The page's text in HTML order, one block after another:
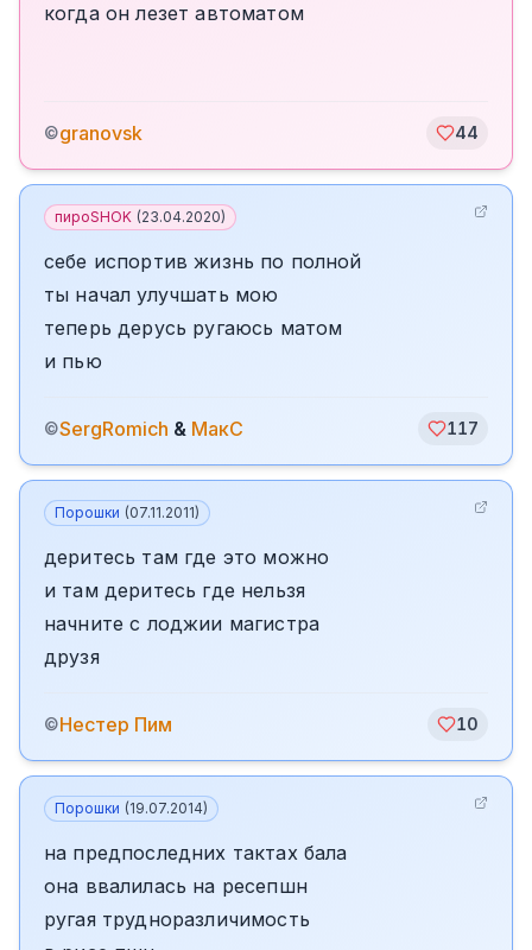
когда он лезет автоматом
©granovsk 44
пироSHOK (23.04.2020)
себе испортив жизнь по полной
ты начал улучшать мою
теперь дерусь ругаюсь матом
и пью
©SergRomich & МакС 117
Порошки (07.11.2011)
деритесь там где это можно
и там деритесь где нельзя
начните с лоджии магистра
друзя
©️Нестер Пим 10
Порошки (19.07.2014)
на предпоследних тактах бала
она ввалилась на ресепшн
ругая трудноразличимость